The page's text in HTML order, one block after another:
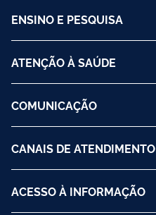
ENSINO E PESQUISA
ATENÇÃO À SAÚDE
COMUNICAÇÃO
CANAIS DE ATENDIMENTO
ACESSO À INFORMAÇÃO